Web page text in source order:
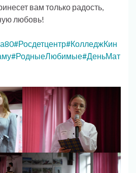
вам только радость,
любовь!
#Росдетцентр#КолледжКин
#РодныеЛюбимые#ДеньМат